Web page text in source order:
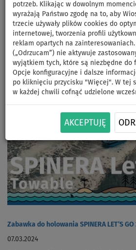
potrzeb. Klikając w dowolnym
wyrażają Państwo zgodę na to, aby
trzecie używały plików cookies do
internetowej, tworzenia profili
reklam opartych na zainteresowaniach.
(„Odrzucam”) nie aktywuje
wyjątkiem tych, które są niezbędne do
Opcje konfiguracyjne i dalsze
po kliknięciu przycisku "Więcej". W tej
w każdej chwili cofnąć udzielone
AKCEPTUJĘ
2-miejscowe koła
holowania,
towables, zabawki
holowania
Zabawka do holowania SPINERA LET’S
07.03.2024